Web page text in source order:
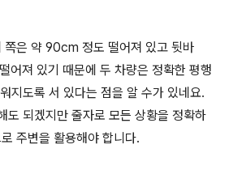
쪽은 약 90cm 정도 떨어져 있고 뒷바
어져 있기 때문에 두 차량은 정확한 평행
지도록 서 있다는 점을 알 수가 있네요.
도 되겠지만 줄자로 모든 상황을 정확하
주변을 활용해야 합니다.